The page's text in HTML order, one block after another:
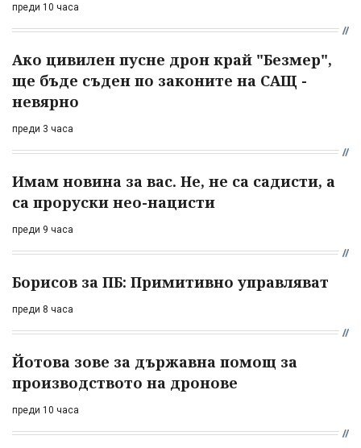
преди 10 часа
Ако цивилен пусне дрон край "Безмер",
ще бъде съден по законите на САЩ -
невярно
преди 3 часа
Имам новина за вас. Не, не са садисти, а
са проруски нео-нацисти
преди 9 часа
Борисов за ПБ: Примитивно управляват
преди 8 часа
Йотова зове за държавна помощ за
производството на дронове
преди 10 часа